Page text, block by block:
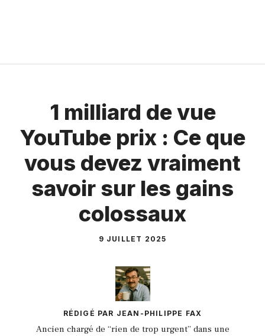
1 milliard de vue
YouTube prix : Ce que
vous devez vraiment
savoir sur les gains
colossaux
9 JUILLET 2025
RÉDIGÉ PAR JEAN-PHILIPPE FAX
Ancien chargé de “rien de trop urgent” dans une